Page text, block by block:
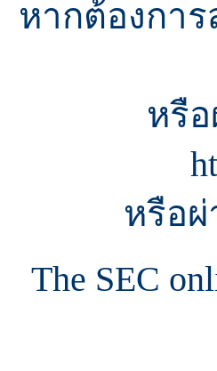
หากต้องการ
หรื
หรือผ่
The SEC